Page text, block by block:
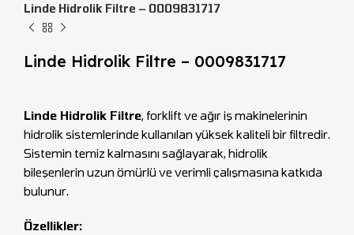
Linde Hidrolik Filtre – 0009831717
Linde Hidrolik Filtre – 0009831717
Linde Hidrolik Filtre, forklift ve ağır iş makinelerinin
hidrolik sistemlerinde kullanılan yüksek kaliteli bir filtredir.
Sistemin temiz kalmasını sağlayarak, hidrolik
bileşenlerin uzun ömürlü ve verimli çalışmasına katkıda
bulunur.
Özellikler: